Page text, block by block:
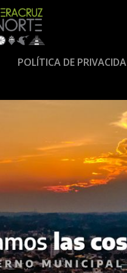
POLÍTICA DE